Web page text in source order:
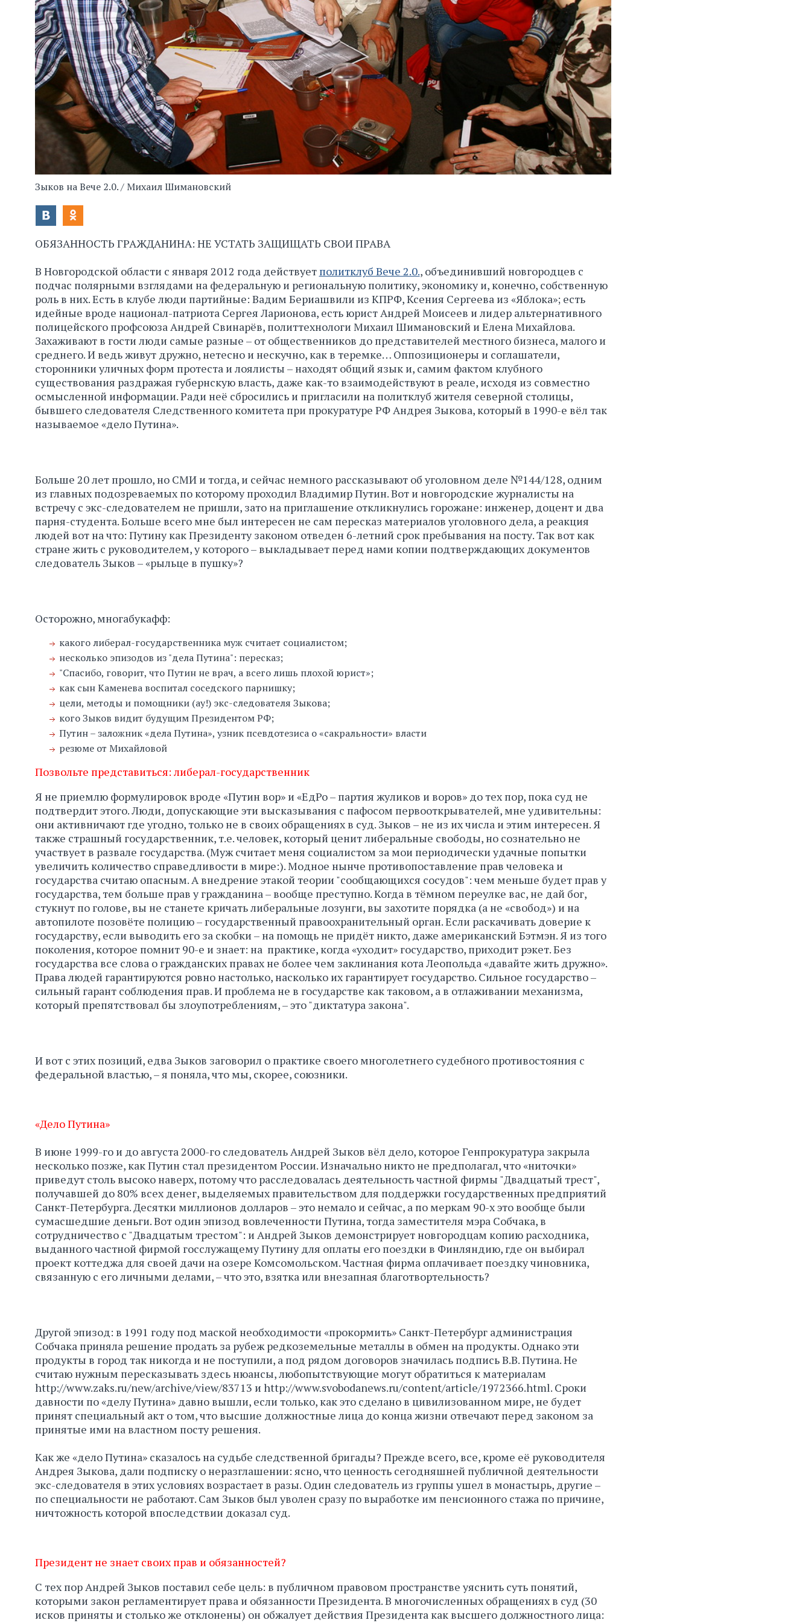
Зыков на Вече 2.0. / Михаил Шимановский
ОБЯЗАННОСТЬ ГРАЖДАНИНА: НЕ УСТАТЬ ЗАЩИЩАТЬ СВОИ ПРАВА
В Новгородской области с января 2012 года действует политклуб Вече 2.0., объединивший новгородцев с
подчас полярными взглядами на федеральную и региональную политику, экономику и, конечно, собственную
роль в них. Есть в клубе люди партийные: Вадим Бериашвили из КПРФ, Ксения Сергеева из «Яблока»; есть
идейные вроде национал-патриота Сергея Ларионова, есть юрист Андрей Моисеев и лидер альтернативного
полицейского профсоюза Андрей Свинарёв, политтехнологи Михаил Шимановский и Елена Михайлова.
Захаживают в гости люди самые разные – от общественников до представителей местного бизнеса, малого и
среднего. И ведь живут дружно, нетесно и нескучно, как в теремке… Оппозиционеры и соглашатели,
сторонники уличных форм протеста и лоялисты – находят общий язык и, самим фактом клубного
существования раздражая губернскую власть, даже как-то взаимодействуют в реале, исходя из совместно
осмысленной информации. Ради неё сбросились и пригласили на политклуб жителя северной столицы,
бывшего следователя Следственного комитета при прокуратуре РФ Андрея Зыкова, который в 1990-е вёл так
называемое «дело Путина».
Больше 20 лет прошло, но СМИ и тогда, и сейчас немного рассказывают об уголовном деле №144/128, одним
из главных подозреваемых по которому проходил Владимир Путин. Вот и новгородские журналисты на
встречу с экс-следователем не пришли, зато на приглашение откликнулись горожане: инженер, доцент и два
парня-студента. Больше всего мне был интересен не сам пересказ материалов уголовного дела, а реакция
людей вот на что: Путину как Президенту законом отведен 6-летний срок пребывания на посту. Так вот как
стране жить с руководителем, у которого – выкладывает перед нами копии подтверждающих документов
следователь Зыков – «рыльце в пушку»?
Осторожно, многабукафф:
какого либерал-государственника муж считает социалистом;
несколько эпизодов из "дела Путина": пересказ;
"Спасибо, говорит, что Путин не врач, а всего лишь плохой юрист»;
как сын Каменева воспитал соседского парнишку;
цели, методы и помощники (ау!) экс-следователя Зыкова;
кого Зыков видит будущим Президентом РФ;
Путин – заложник «дела Путина», узник псевдотезиса о «сакральности» власти
резюме от Михайловой
Позвольте представиться: либерал-государственник
Я не приемлю формулировок вроде «Путин вор» и «ЕдРо – партия жуликов и воров» до тех пор, пока суд не
подтвердит этого. Люди, допускающие эти высказывания с пафосом первооткрывателей, мне удивительны:
они активничают где угодно, только не в своих обращениях в суд. Зыков – не из их числа и этим интересен. Я
также страшный государственник, т.е. человек, который ценит либеральные свободы, но сознательно не
участвует в развале государства. (Муж считает меня социалистом за мои периодически удачные попытки
увеличить количество справедливости в мире:). Модное нынче противопоставление прав человека и
государства считаю опасным. А внедрение этакой теории "сообщающихся сосудов": чем меньше будет прав у
государства, тем больше прав у гражданина – вообще преступно. Когда в тёмном переулке вас, не дай бог,
стукнут по голове, вы не станете кричать либеральные лозунги, вы захотите порядка (а не «свобод») и на
автопилоте позовёте полицию – государственный правоохранительный орган. Если раскачивать доверие к
государству, если выводить его за скобки – на помощь не придёт никто, даже американский Бэтмэн. Я из того
поколения, которое помнит 90-е и знает: на практике, когда «уходит» государство, приходит рэкет. Без
государства все слова о гражданских правах не более чем заклинания кота Леопольда «давайте жить дружно».
Права людей гарантируются ровно настолько, насколько их гарантирует государство. Сильное государство –
сильный гарант соблюдения прав. И проблема не в государстве как таковом, а в отлаживании механизма,
который препятствовал бы злоупотреблениям, – это "диктатура закона".
И вот с этих позиций, едва Зыков заговорил о практике своего многолетнего судебного противостояния с
федеральной властью, – я поняла, что мы, скорее, союзники.
«Дело Путина»
В июне 1999-го и до августа 2000-го следователь Андрей Зыков вёл дело, которое Генпрокуратура закрыла
несколько позже, как Путин стал президентом России. Изначально никто не предполагал, что «ниточки»
приведут столь высоко наверх, потому что расследовалась деятельность частной фирмы "Двадцатый трест",
получавшей до 80% всех денег, выделяемых правительством для поддержки государственных предприятий
Санкт-Петербурга. Десятки миллионов долларов – это немало и сейчас, а по меркам 90-х это вообще были
сумасшедшие деньги. Вот один эпизод вовлеченности Путина, тогда заместителя мэра Собчака, в
сотрудничество с "Двадцатым трестом": и Андрей Зыков демонстрирует новгородцам копию расходника,
выданного частной фирмой госслужащему Путину для оплаты его поездки в Финляндию, где он выбирал
проект коттеджа для своей дачи на озере Комсомольском. Частная фирма оплачивает поездку чиновника,
связанную с его личными делами, – что это, взятка или внезапная благотвортельность?
Другой эпизод: в 1991 году под маской необходимости «прокормить» Санкт-Петербург администрация
Собчака приняла решение продать за рубеж редкоземельные металлы в обмен на продукты. Однако эти
продукты в город так никогда и не поступили, а под рядом договоров значилась подпись В.В. Путина. Не
считаю нужным пересказывать здесь нюансы, любопытствующие могут обратиться к материалам
http://www.zaks.ru/new/archive/view/83713 и http://www.svobodanews.ru/content/article/1972366.html. Сроки
давности по «делу Путина» давно вышли, если только, как это сделано в цивилизованном мире, не будет
принят специальный акт о том, что высшие должностные лица до конца жизни отвечают перед законом за
принятые ими на властном посту решения.
Как же «дело Путина» сказалось на судьбе следственной бригады? Прежде всего, все, кроме её руководителя
Андрея Зыкова, дали подписку о неразглашении: ясно, что ценность сегодняшней публичной деятельности
экс-следователя в этих условиях возрастает в разы. Один следователь из группы ушел в монастырь, другие –
по специальности не работают. Сам Зыков был уволен сразу по выработке им пенсионного стажа по причине,
ничтожность которой впоследствии доказал суд.
Президент не знает своих прав и обязанностей?
С тех пор Андрей Зыков поставил себе цель: в публичном правовом пространстве уяснить суть понятий,
которыми закон регламентирует права и обязанности Президента. В многочисленных обращениях в суд (30
исков приняты и столько же отклонены) он обжалует действия Президента как высшего должностного лица: